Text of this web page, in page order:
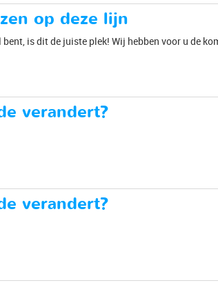
op deze lijn
is dit de juiste plek! Wij hebben voor u de
verandert?
verandert?